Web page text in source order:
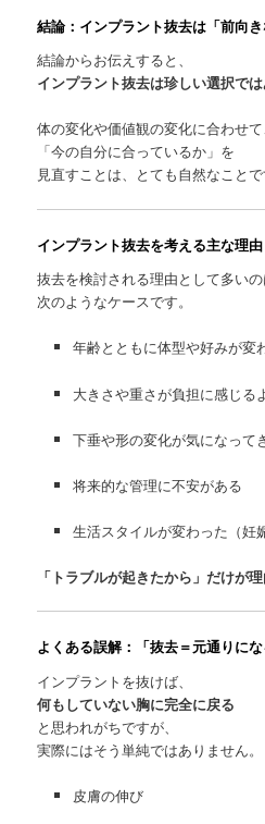
結論：インプラント抜去は「前向
結論からお伝えすると、
インプラント抜去は珍しい選択では
体の変化や価値観の変化に合わせて
「今の自分に合っているか」を
見直すことは、とても自然なことで
インプラント抜去を考える主な理由
抜去を検討される理由として多いの
次のようなケースです。
年齢とともに体型や好みが変
大きさや重さが負担に感じる
下垂や形の変化が気になって
将来的な管理に不安がある
生活スタイルが変わった（妊
「トラブルが起きたから」だけが
よくある誤解：「抜去＝元通りにな
インプラントを抜けば、
何もしていない胸に完全に戻る
と思われがちですが、
実際にはそう単純ではありません。
皮膚の伸び